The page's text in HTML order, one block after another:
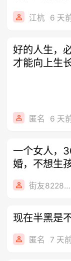
江杭 6 天
好的人生，
才能向上生长
匿名 6 天
一个女人，
婚，不想生
有
街友82286091
现在半黑是
匿名 7 天